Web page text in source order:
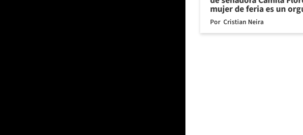
mujer de feria es un
Por Cristian Neira